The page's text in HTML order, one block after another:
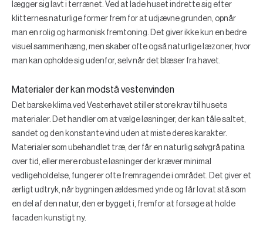
lægger sig lavt i terrænet. Ved at lade huset indrette sig efter
klitternes naturlige former frem for at udjævne grunden, opnår
man en rolig og harmonisk fremtoning. Det giver ikke kun en bedre
visuel sammenhæng, men skaber ofte også naturlige læzoner, hvor
man kan opholde sig udenfor, selv når det blæser fra havet.
Materialer der kan modstå vestenvinden
Det barske klima ved Vesterhavet stiller store krav til husets
materialer. Det handler om at vælge løsninger, der kan tåle saltet,
sandet og den konstante vind uden at miste deres karakter.
Materialer som ubehandlet træ, der får en naturlig sølvgrå patina
over tid, eller mere robuste løsninger der kræver minimal
vedligeholdelse, fungerer ofte fremragende i området. Det giver et
ærligt udtryk, når bygningen ældes med ynde og får lov at stå som
en del af den natur, den er bygget i, fremfor at forsøge at holde
facaden kunstigt ny.